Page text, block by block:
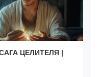
ЦЕЛИТЕЛЯ |